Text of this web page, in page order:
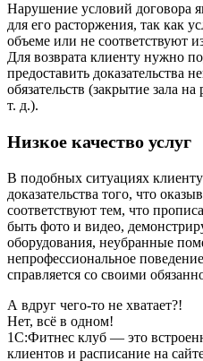
Нарушение условий договора
для его расторжения, так как
объеме или не соответствуют
Для возврата клиенту нужно
предоставить доказательства
обязательств (закрытие зала
т. д.).
Низкое качество услуг
В подобных ситуациях
доказательства того, что
соответствуют тем, что
быть фото и видео,
оборудования, неубранные
непрофессиональное
справляется со своими
А вдруг чего-то не хватает?!
Нет, всё в одном!
1С:Фитнес клуб — это
клиентов и расписание на